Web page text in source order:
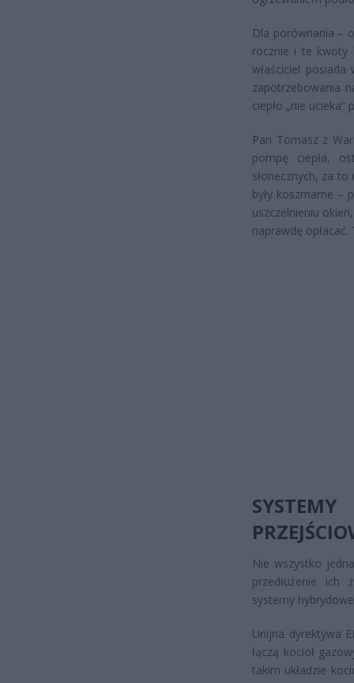
Dla porównania –
rocznie i te kwoty
właściciel
zapotrzebowania
ciepło „nie ucieka”
Pan Tomasz z
pompę ciepła,
słonecznych, za
były koszmarne –
uszczelnieniu
naprawdę opłacać.
Nie wszystko
przedłużenie ich
systemy
Unijna dyrektywa
łączą kocioł
takim układzie